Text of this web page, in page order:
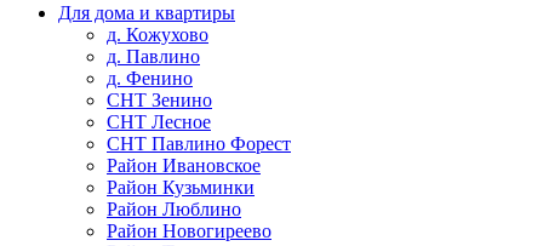
Для дома и квартиры
д. Кожухово
д. Павлино
д. Фенино
СНТ Зенино
СНТ Лесное
СНТ Павлино Форест
Район Ивановское
Район Кузьминки
Район Люблино
Район Новогиреево